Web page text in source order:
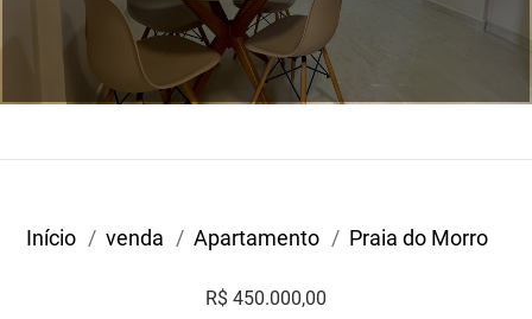
Início venda Apartamento Praia do Morro
R$ 450.000,00